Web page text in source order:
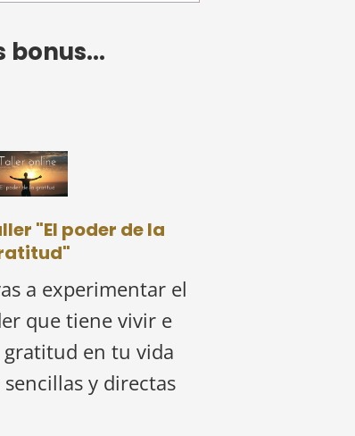
"El poder de la
a experimentar el
que tiene vivir e
en tu vida
y directas